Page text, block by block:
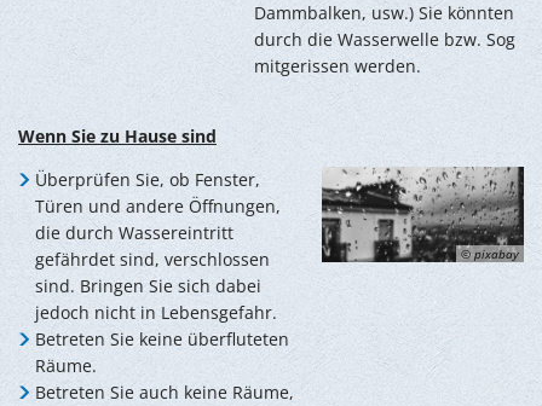
Dammbalken, usw.) Sie könnten
durch die Wasserwelle bzw. Sog
mitgerissen werden.
Wenn Sie zu Hause sind
© pixabay
Überprüfen Sie, ob Fenster,
Türen und andere Öffnungen,
die durch Wassereintritt
gefährdet sind, verschlossen
sind. Bringen Sie sich dabei
jedoch nicht in Lebensgefahr.
Betreten Sie keine überfluteten
Räume.
Betreten Sie auch keine Räume,